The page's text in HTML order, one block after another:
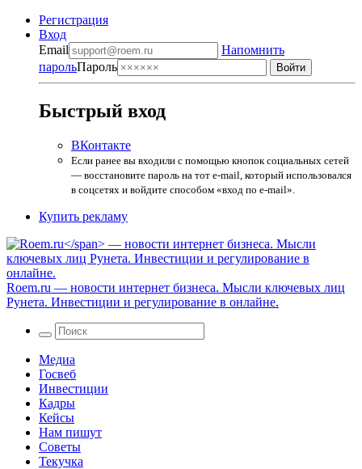
Регистрация
Вход
Email
Напомнить
парольПароль
Быстрый вход
ВКонтакте
Если ранее вы входили с помощью кнопок социальных сетей
— восстановите пароль на тот e-mail, который использовался
в соцсетях и войдите способом «вход по e-mail».
Купить рекламу
Roem.ru — новости интернет бизнеса. Мысли ключевых лиц
Рунета. Инвестиции и регулирование в онлайне.
Медиа
Госвеб
Инвестиции
Кадры
Кейсы
Нам пишут
Советы
Текучка